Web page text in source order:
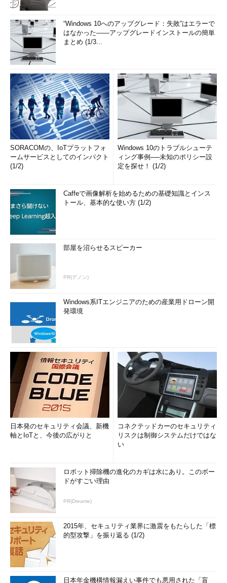
“Windows 10へのアップグレード：失敗”はエラーで
はなかった――アップグレードインストールの簡単
まとめ (1/3...
SORACOMの、IoTプラットフォ
ームサービスとしてのインパクト
(1/2)
Windows 10のトラブルシューテ
ィング事例──未知のポリシー設
定を探せ！ (1/2)
Caffeで画像解析を始めるための基礎知識とインス
トール、基本的な使い方 (1/2)
部屋を沼らせるスピーカー
PR(デノン)
Windows系ITエンジニアのための産業用ドローン開
発環境
日本発のセキュリティ会議、新機
軸とIoTと、今後の広がりと
コネクテッドカーのセキュリティ
リスクは制御システムだけではな
い
ロボット掃除機の進化のカギは水にあり。このボー
ドがすごい理由
PR(Dreame)
2015年、セキュリティ業界に激震をもたらした「標
的型攻撃」を振り返る (1/2)
日本年金機構情報漏えい事件でも悪用された「盲